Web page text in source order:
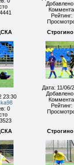
23:30
0
Дата: 11/06/